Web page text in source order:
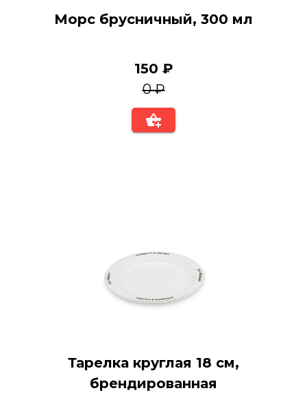
Морс брусничный, 300 мл
150 ₽
0 ₽
Тарелка круглая 18 см,
брендированная